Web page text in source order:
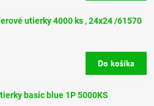
utierky 4000 ks , 24x24 /61570
Do košíka
basic blue 1P 5000KS